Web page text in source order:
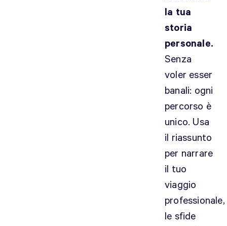
la tua
storia
personale.
Senza
voler esser
banali: ogni
percorso è
unico. Usa
il riassunto
per narrare
il tuo
viaggio
professionale,
le sfide